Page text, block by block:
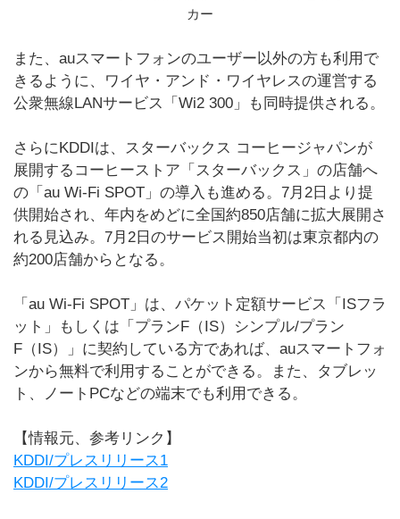
カー
また、auスマートフォンのユーザー以外の方も利用で
きるように、ワイヤ・アンド・ワイヤレスの運営する
公衆無線LANサービス「Wi2 300」も同時提供される。
さらにKDDIは、スターバックス コーヒージャパンが
展開するコーヒーストア「スターバックス」の店舗へ
の「au Wi-Fi SPOT」の導入も進める。7月2日より提
供開始され、年内をめどに全国約850店舗に拡大展開さ
れる見込み。7月2日のサービス開始当初は東京都内の
約200店舗からとなる。
「au Wi-Fi SPOT」は、パケット定額サービス「ISフラ
ット」もしくは「プランF（IS）シンプル/プラン
F（IS）」に契約している方であれば、auスマートフォ
ンから無料で利用することができる。また、タブレッ
ト、ノートPCなどの端末でも利用できる。
【情報元、参考リンク】
KDDI/プレスリリース1
KDDI/プレスリリース2